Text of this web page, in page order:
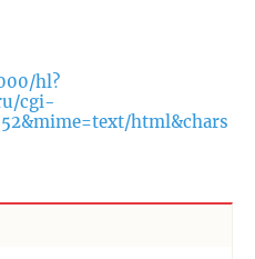
hl?
cgi-
html&chars